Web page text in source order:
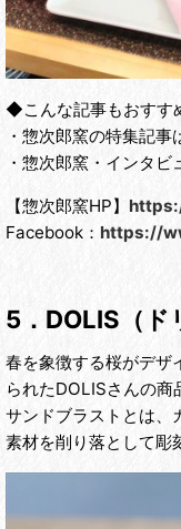
◆こんな記事もおすす
・惣次郎窯の特集記事
・惣次郎窯・インタビ
【惣次郎窯HP】
Facebook： https://
5．DOLIS（ド
春を象徴する桜がデザ
られたDOLISさんの商
サンドブラストとは、
素材を削り落として彫